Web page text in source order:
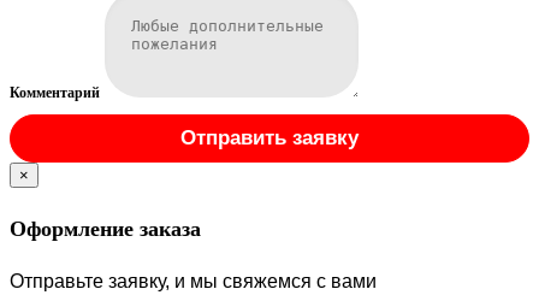
Комментарий
Отправить заявку
×
Оформление заказа
Отправьте заявку, и мы свяжемся с вами